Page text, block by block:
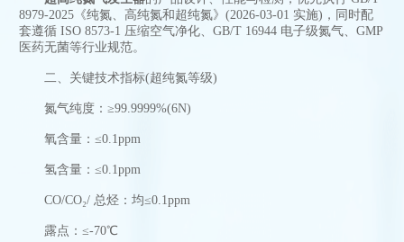
8979-2025《纯氮、高纯氮和超纯氮》(2026-03-01 实施)，同时配
套遵循 ISO 8573-1 压缩空气净化、GB/T 16944 电子级氮气、GMP
医药无菌等行业规范。
二、关键技术指标(超纯氮等级)
氮气纯度：≥99.9999%(6N)
氧含量：≤0.1ppm
氢含量：≤0.1ppm
CO/CO₂/ 总烃：均≤0.1ppm
露点：≤-70℃